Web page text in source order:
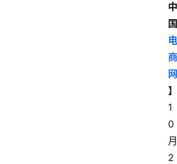
中
国
电
商
网
】
1
0
月
2